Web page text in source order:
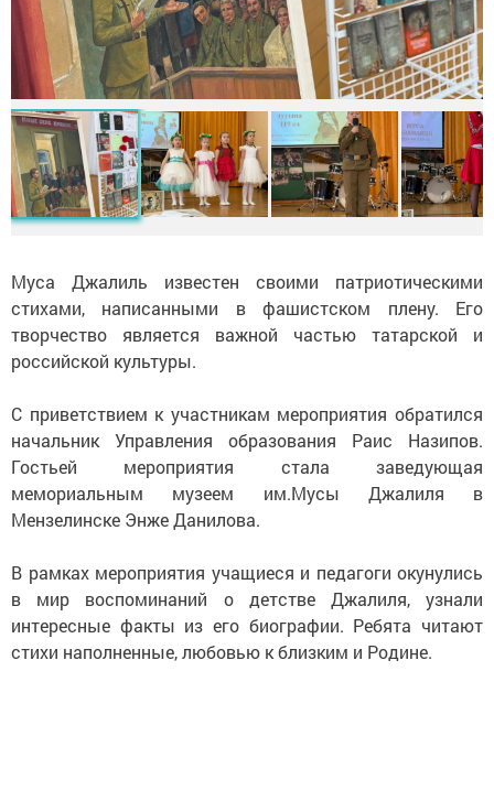
Муса Джалиль известен своими патриотическими
стихами, написанными в фашистском плену. Его
творчество является важной частью татарской и
российской культуры.
С приветствием к участникам мероприятия обратился
начальник Управления образования Раис Назипов.
Гостьей мероприятия стала заведующая
мемориальным музеем им.Мусы Джалиля в
Мензелинске Энже Данилова.
В рамках мероприятия учащиеся и педагоги окунулись
в мир воспоминаний о детстве Джалиля, узнали
интересные факты из его биографии. Ребята читают
стихи наполненные, любовью к близким и Родине.